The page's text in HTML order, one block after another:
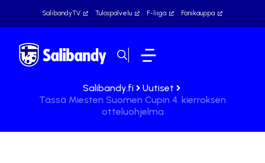
SalibandyTV Tulospalvelu F-liiga Fanikauppa
Salibandy.fi
Uutiset
Tässä Miesten Suomen Cupin 4. kierroksen
otteluohjelma